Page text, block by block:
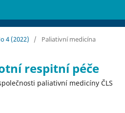
4 (2022) / Paliativní medicína
respitní péče
paliativní medicíny ČLS